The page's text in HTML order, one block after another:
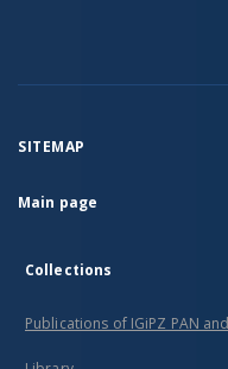
SITEMAP
Main page
Collections
Publications of IGiPZ PAN